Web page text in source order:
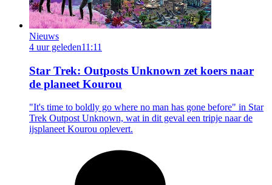
Nieuws
4 uur geleden11:11
Star Trek: Outposts Unknown zet koers naar
de planeet Kourou
"It's time to boldly go where no man has gone before" in Star
Trek Outpost Unknown, wat in dit geval een tripje naar de
ijsplaneet Kourou oplevert.